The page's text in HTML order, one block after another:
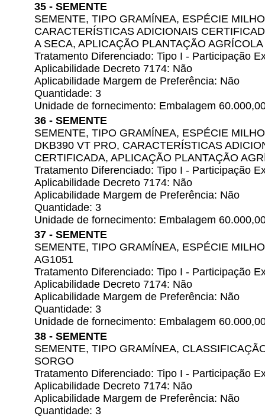
35 - SEMENTE
SEMENTE, TIPO GRAMÍNEA, ESPÉCIE
CARACTERÍSTICAS ADICIONAIS
A SECA, APLICAÇÃO PLANTAÇÃO AGRÍCOLA
Tratamento Diferenciado: Tipo I - Participação
Aplicabilidade Decreto 7174: Não
Aplicabilidade Margem de Preferência: Não
Quantidade: 3
Unidade de fornecimento: Embalagem
36 - SEMENTE
SEMENTE, TIPO GRAMÍNEA, ESPÉCIE
DKB390 VT PRO, CARACTERÍSTICAS
CERTIFICADA, APLICAÇÃO PLANTAÇÃO
Tratamento Diferenciado: Tipo I - Participação
Aplicabilidade Decreto 7174: Não
Aplicabilidade Margem de Preferência: Não
Quantidade: 3
Unidade de fornecimento: Embalagem
37 - SEMENTE
SEMENTE, TIPO GRAMÍNEA, ESPÉCIE
AG1051
Tratamento Diferenciado: Tipo I - Participação
Aplicabilidade Decreto 7174: Não
Aplicabilidade Margem de Preferência: Não
Quantidade: 3
Unidade de fornecimento: Embalagem
38 - SEMENTE
SEMENTE, TIPO GRAMÍNEA,
SORGO
Tratamento Diferenciado: Tipo I - Participação
Aplicabilidade Decreto 7174: Não
Aplicabilidade Margem de Preferência: Não
Quantidade: 3